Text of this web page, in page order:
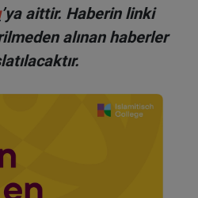
’ya aittir. Haberin linki
alınan haberler